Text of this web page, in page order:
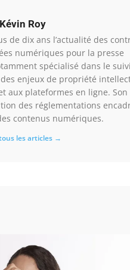
Kévin Roy
de dix ans l’actualité des
numériques pour la presse
spécialisé dans le
enjeux de propriété
aux plateformes en ligne.
des réglementations
contenus numériques.
les articles →